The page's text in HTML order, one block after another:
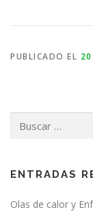
PUBLICADO EL
ENTRADAS
Olas de calor y